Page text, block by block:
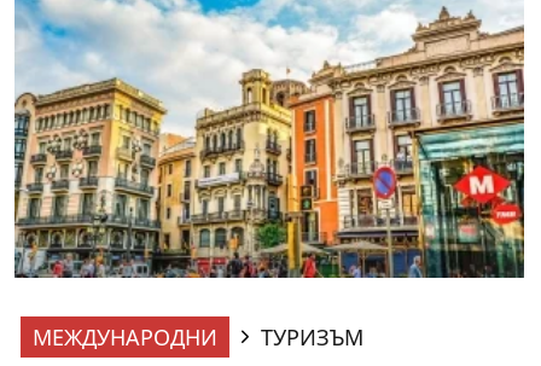
МЕЖДУНАРОДНИ
ТУРИЗЪМ